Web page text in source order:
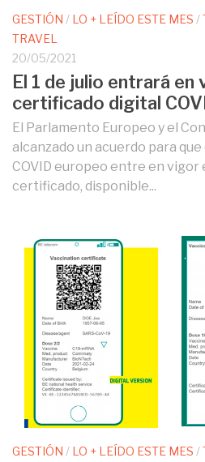
GESTIÓN / LO + LEÍDO ESTE MES /
TRAVEL
20/05/2021
El 1 de julio entrará en
certificado digital
El Parlamento Europeo y el
alcanzado un acuerdo para
COVID europeo entre en vigor
certificado, disponible...
GESTIÓN / LO + LEÍDO ESTE MES /